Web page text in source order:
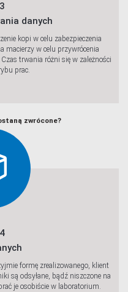
danych
kopi w celu zabezpieczenia
macierzy w celu przywrócenia
trwania różni się w zależności
prac.
zwrócone?
formę zrealizowanego, klient
są odsyłane, bądź niszczone na
je osobiście w laboratorium.